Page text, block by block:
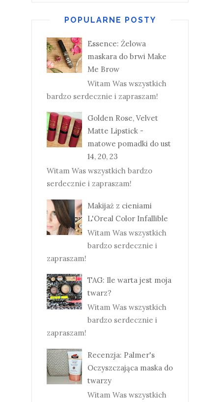
POPULARNE POSTY
Essence: Żelowa
maskara do brwi Make
Me Brow
Witam Was wszystkich
bardzo serdecznie i zapraszam!
Golden Rose, Velvet
Matte Lipstick -
matowe pomadki do ust
14, 20, 23
Witam Was wszystkich bardzo
serdecznie i zapraszam!
Makijaż z cieniami
L'Oreal Color Infallible
Witam Was wszystkich
bardzo serdecznie i
zapraszam!
TAG: Ile warta jest moja
twarz?
Witam Was wszystkich
bardzo serdecznie i
zapraszam!
Recenzja: Palmer's
Oczyszczająca maska do
twarzy
Witam Was wszystkich